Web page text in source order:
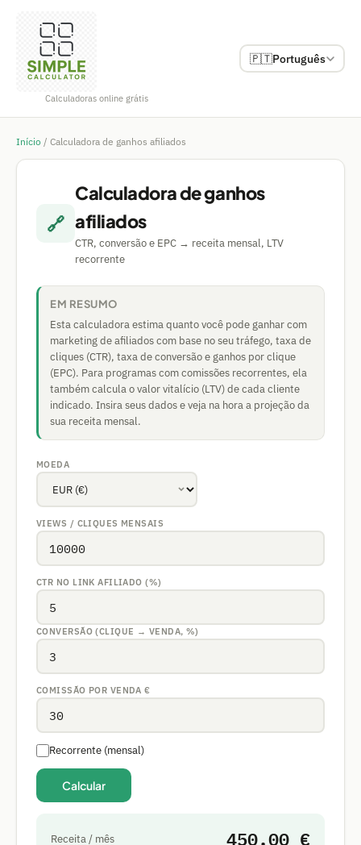
Calculadoras online grátis
🇵🇹Português
Início / Calculadora de ganhos afiliados
🔗
Calculadora de ganhos
afiliados
CTR, conversão e EPC → receita mensal, LTV
recorrente
EM RESUMO
Esta calculadora estima quanto você pode ganhar com
marketing de afiliados com base no seu tráfego, taxa de
cliques (CTR), taxa de conversão e ganhos por clique
(EPC). Para programas com comissões recorrentes, ela
também calcula o valor vitalício (LTV) de cada cliente
indicado. Insira seus dados e veja na hora a projeção da
sua receita mensal.
MOEDA
VIEWS / CLIQUES MENSAIS
CTR NO LINK AFILIADO (%)
CONVERSÃO (CLIQUE → VENDA, %)
COMISSÃO POR VENDA€
Recorrente (mensal)
Calcular
Receita / mês 450.00 €